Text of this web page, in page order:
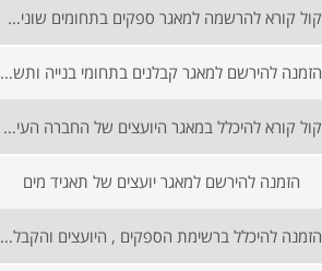
קול קורא להרשמה למאגר ספקים בתחומים שונים לעירייה
הזמנה להירשם למאגר קבלנים בתחומי בנייה ותשתיות
קול קורא להיכלל במאגר היועצים של החברה העירונית לתרבות, נוער, ספורט ונופש אשקלון
הזמנה להירשם למאגר יועצים של תאגיד מים
הזמנה להיכלל ברשימת הספקים , היועצים והקבלנים של חברות עירוניות לצורך הליכים תחרותיים ומכרזי זוטא